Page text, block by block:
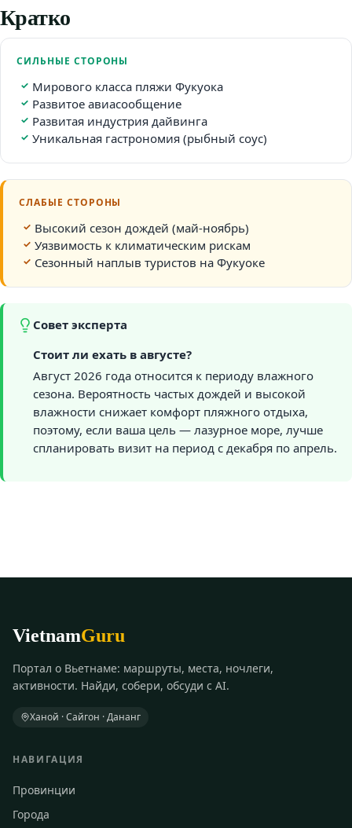
Кратко
СИЛЬНЫЕ СТОРОНЫ
Мирового класса пляжи Фукуока
Развитое авиасообщение
Развитая индустрия дайвинга
Уникальная гастрономия (рыбный соус)
СЛАБЫЕ СТОРОНЫ
Высокий сезон дождей (май-ноябрь)
Уязвимость к климатическим рискам
Сезонный наплыв туристов на Фукуоке
Совет эксперта
Стоит ли ехать в августе?
Август 2026 года относится к периоду влажного
сезона. Вероятность частых дождей и высокой
влажности снижает комфорт пляжного отдыха,
поэтому, если ваша цель — лазурное море, лучше
спланировать визит на период с декабря по апрель.
VietnamGuru
Портал о Вьетнаме: маршруты, места, ночлеги,
активности. Найди, собери, обсуди с AI.
Ханой · Сайгон · Дананг
НАВИГАЦИЯ
Провинции
Города